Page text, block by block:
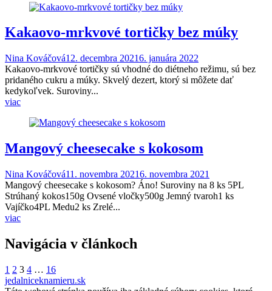
Kakaovo-mrkvové tortičky bez múky
Nina Kováčová12. decembra 20216. januára 2022
Kakaovo-mrkvové tortičky sú vhodné do diétneho režimu, sú bez
pridaného cukru a múky. Skvelý dezert, ktorý si môžete dať
kedykoľvek. Suroviny...
viac
Mangový cheesecake s kokosom
Nina Kováčová11. novembra 20216. novembra 2021
Mangový cheesecake s kokosom? Áno! Suroviny na 8 ks 5PL
Strúhaný kokos150g Ovsené vločky500g Jemný tvaroh1 ks
Vajíčko4PL Medu2 ks Zrelé...
viac
Navigácia v článkoch
1 2 3 4 … 16
jedalniceknamieru.sk